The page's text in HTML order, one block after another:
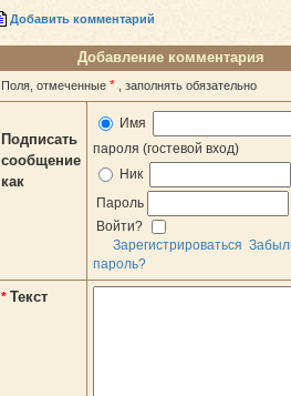
Добавить комментарий
Добавление комментария
Поля, отмеченные * , заполнять обязательно
Подписать
сообщение
как
Имя
пароля (гостевой вход)
Ник
Пароль
Войти?
Зарегистрироваться
пароль?
* Текст